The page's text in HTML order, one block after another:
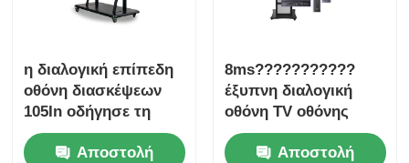
η διαλογική επίπεδη
οθόνη διασκέψεων
105In οδήγησε τη
διαλογική έξυπνη
επιτροπήΑποστολή
8ms???????????
έξυπνη διαλογική
οθόνη TV οθόνης
αφής 100 ίντσας
Αποστολή